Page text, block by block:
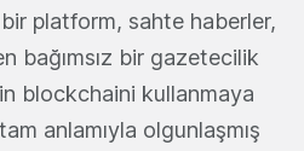
platform, sahte haberler,
bağımsız bir gazetecilik
blockchaini kullanmaya
anlamıyla olgunlaşmış